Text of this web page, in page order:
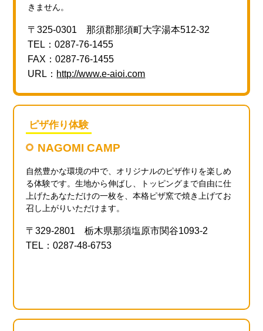
きません。
〒325-0301 那須郡那須町大字湯本512-32
TEL：0287-76-1455
FAX：0287-76-1455
URL： http://www.e-aioi.com
ピザ作り体験
NAGOMI CAMP
自然豊かな環境の中で、オリジナルのピザ作りを楽しめ
る体験です。生地から伸ばし、トッピングまで自由に仕
上げたあなただけの一枚を、本格ピザ窯で焼き上げてお
召し上がりいただけます。
〒329-2801 栃木県那須塩原市関谷1093-2
TEL：0287-48-6753